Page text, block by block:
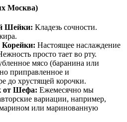
Москва)
Шейки: Кладезь сочности.
Настоящее наслаждение
просто тает во рту.
мясо (баранина или
приправленное и
до хрустящей корочки.
Шефа: Ежемесячно мы
вариации, например,
или маринованную